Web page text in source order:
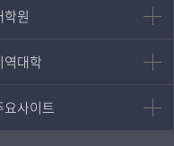
학원
학원
원
대학원
역대학
역대학
대학 포털
지역대학
요사이트
요사이트
링